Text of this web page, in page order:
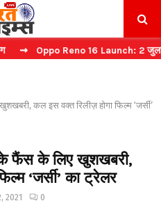
Reno 16 Launch: 2 जुलाई को
कल इस वक्त रिलीज़ होगा फिल्म ‘जर्सी’
के फैंस के लिए खुशखबरी,
‘जर्सी’ का ट्रेलर
2021 0